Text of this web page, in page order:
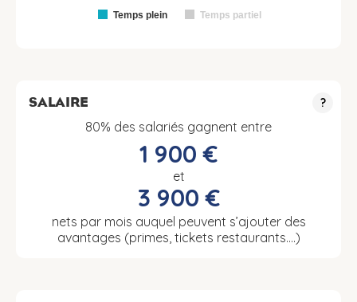
Temps plein Temps partiel
SALAIRE ?
80% des salariés gagnent entre
1 900 €
et
3 900 €
nets par mois auquel peuvent s’ajouter des
avantages (primes, tickets restaurants….)